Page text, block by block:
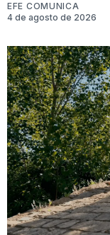
EFE COMUNICA
4 de agosto de 2026